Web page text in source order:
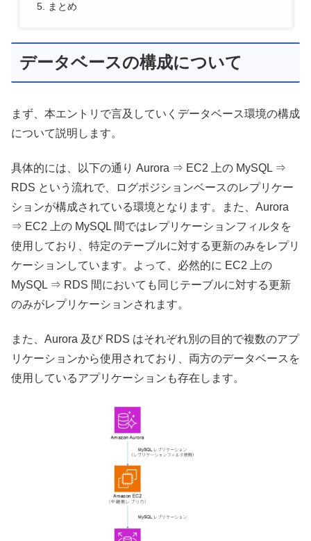
まとめ
データベースの構成について
まず、本エントリで言及していくデータベース環境の構成
について説明します。
具体的には、以下の通り Aurora ⇒ EC2 上の MySQL ⇒
RDS という流れで、ログポジションベースのレプリケー
ションが構成されている環境となります。また、Aurora
⇒ EC2 上の MySQL 間ではレプリケーションフィルタを
使用しており、特定のテーブルに対する更新のみをレプリ
ケーションしています。よって、必然的に EC2 上の
MySQL ⇒ RDS 間においても同じテーブルに対する更新
のみがレプリケーションされます。
また、Aurora 及び RDS はそれぞれ別の目的で複数のアプ
リケーションから使用されており、両方のデータベースを
使用しているアプリケーションも存在します。